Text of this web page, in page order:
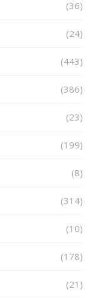
(36)
(24)
(443)
(386)
(23)
(199)
(8)
(314)
(10)
(178)
(21)